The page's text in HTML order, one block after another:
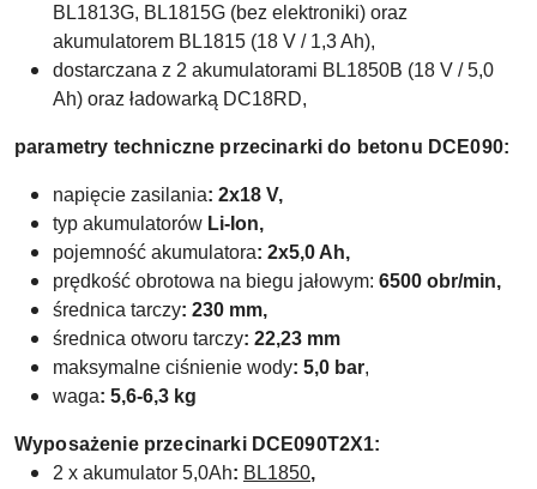
BL1813G, BL1815G (bez elektroniki) oraz
akumulatorem BL1815 (18 V / 1,3 Ah),
dostarczana z 2 akumulatorami BL1850B (18 V / 5,0
Ah) oraz ładowarką DC18RD,
parametry techniczne przecinarki do betonu DCE090:
napięcie zasilania: 2x18 V,
typ akumulatorów Li-Ion,
pojemność akumulatora: 2x5,0 Ah,
prędkość obrotowa na biegu jałowym: 6500 obr/min,
średnica tarczy: 230 mm,
średnica otworu tarczy: 22,23 mm
maksymalne ciśnienie wody: 5,0 bar,
waga: 5,6-6,3 kg
Wyposażenie przecinarki DCE090T2X1:
2 x akumulator 5,0Ah: BL1850,